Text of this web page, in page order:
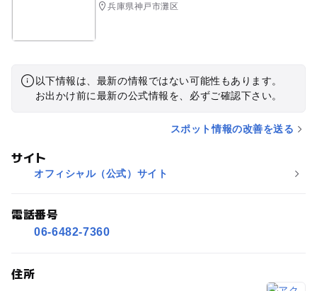
兵庫県神戸市灘区
以下情報は、最新の情報ではない可能性もあります。
お出かけ前に最新の公式情報を、必ずご確認下さい。
スポット情報の改善を送る
サイト
オフィシャル（公式）サイト
電話番号
06-6482-7360
住所